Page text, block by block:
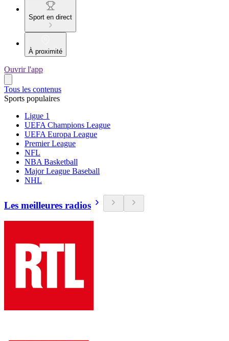
Sport en direct
À proximité
Ouvrir l'app
Tous les contenus
Sports populaires
Ligue 1
UEFA Champions League
UEFA Europa League
Premier League
NFL
NBA Basketball
Major League Baseball
NHL
Les meilleures radios